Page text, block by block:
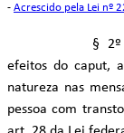
- Acrescido pela Lei nº
§
efeitos do caput,
natureza nas
pessoa com